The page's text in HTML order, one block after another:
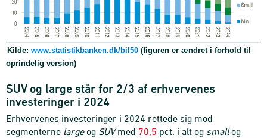
Kilde: www.statistikbanken.dk/bil50 (figuren er ændret i forhold til
oprindelig version)
SUV og large står for 2/3 af erhvervenes
investeringer i 2024
Erhvervenes investeringer i 2024 rettede sig mod
segmenterne largeog SUVmed 70,5 pct. i alt og smallog